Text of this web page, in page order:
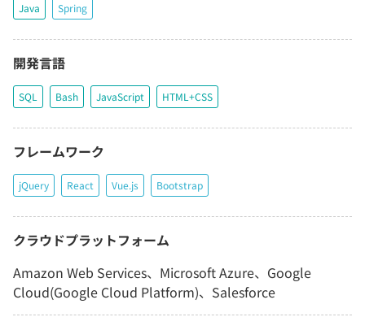
Java Spring
開発言語
SQL Bash JavaScript HTML+CSS
フレームワーク
jQuery React Vue.js Bootstrap
クラウドプラットフォーム
Amazon Web Services、Microsoft Azure、Google
Cloud(Google Cloud Platform)、Salesforce